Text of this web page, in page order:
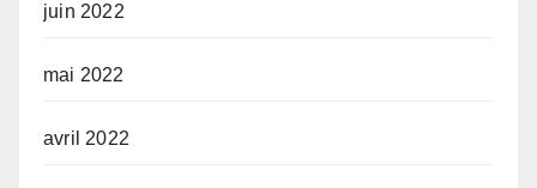
juin 2022
mai 2022
avril 2022